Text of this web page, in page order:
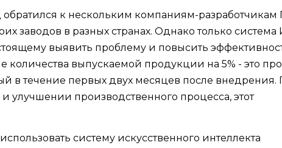
обратился к нескольким компаниям-разработчикам
заводов в разных странах. Однако только система
выявить проблему и повысить
количества выпускаемой продукции на 5% - это
в течение первых двух месяцев после внедрения.
производственного процесса, этот
систему искусственного интеллекта